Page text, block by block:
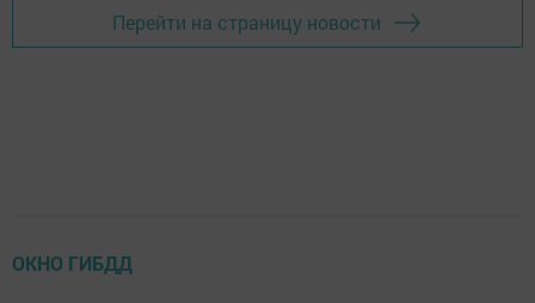
Перейти на страницу новости
ОКНО ГИБДД